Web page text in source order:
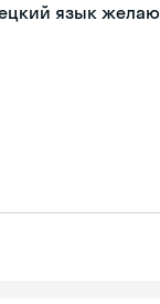
язык